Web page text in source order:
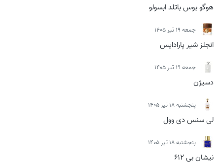
هوگو بوس باتلد ابسولو
جمعه 19 تیر 1405
انجلز شیر پارادایس
جمعه 19 تیر 1405
دسیژن
پنجشنبه 18 تیر 1405
لی سنس دی وول
پنجشنبه 18 تیر 1405
نیشان بی 612